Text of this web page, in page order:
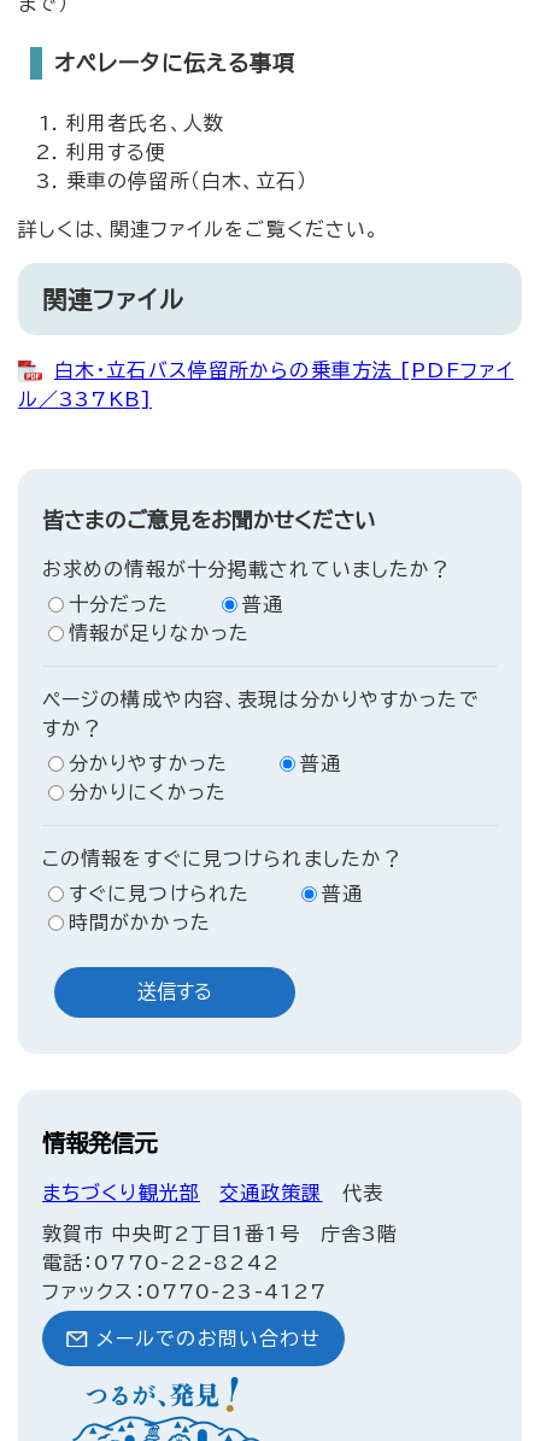
オペレータに伝える事項
利用者氏名、人数
利用する便
乗車の停留所（白木、立石）
詳しくは、関連ファイルをご覧ください。
関連ファイル
白木・立石バス停留所からの乗車方法 [PDFファイ
ル／337KB]
皆さまのご意見をお聞かせください
お求めの情報が十分掲載されていましたか？
十分だった
普通
情報が足りなかった
ページの構成や内容、表現は分かりやすかったで
すか？
分かりやすかった
普通
分かりにくかった
この情報をすぐに見つけられましたか？
すぐに見つけられた
普通
時間がかかった
情報発信元
まちづくり観光部 交通政策課 代表
敦賀市 中央町2丁目1番1号 庁舎3階
電話：0770-22-8242
ファックス：0770-23-4127
メールでのお問い合わせ